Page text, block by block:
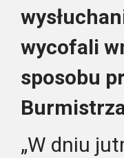
wycofali
sposobu
„W dniu